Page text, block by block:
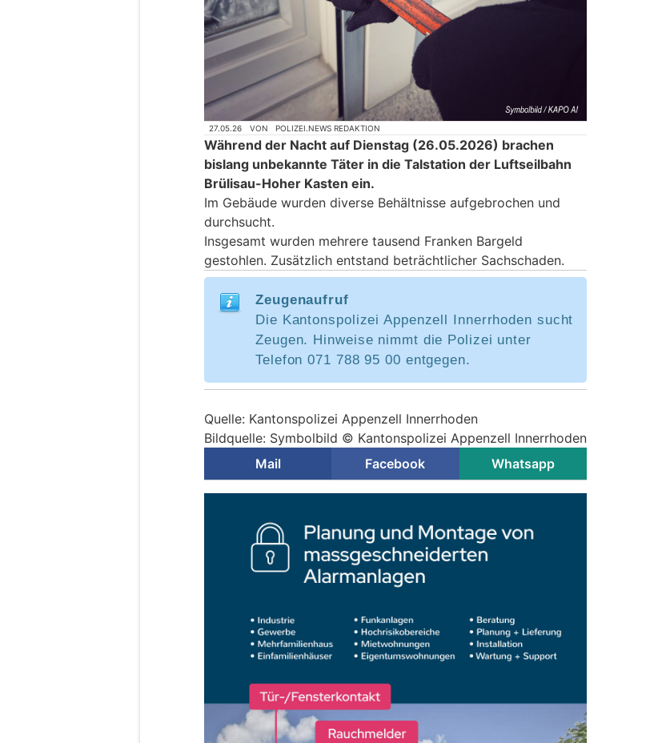
27.05.26 VON POLIZEI.NEWS REDAKTION
Während der Nacht auf Dienstag (26.05.2026) brachen
bislang unbekannte Täter in die Talstation der Luftseilbahn
Brülisau-Hoher Kasten ein.
Im Gebäude wurden diverse Behältnisse aufgebrochen und
durchsucht.
Insgesamt wurden mehrere tausend Franken Bargeld
gestohlen. Zusätzlich entstand beträchtlicher Sachschaden.
Zeugenaufruf
Die Kantonspolizei Appenzell Innerrhoden sucht
Zeugen. Hinweise nimmt die Polizei unter
Telefon 071 788 95 00 entgegen.
Quelle: Kantonspolizei Appenzell Innerrhoden
Bildquelle: Symbolbild © Kantonspolizei Appenzell Innerrhoden
Mail
Facebook Whatsapp